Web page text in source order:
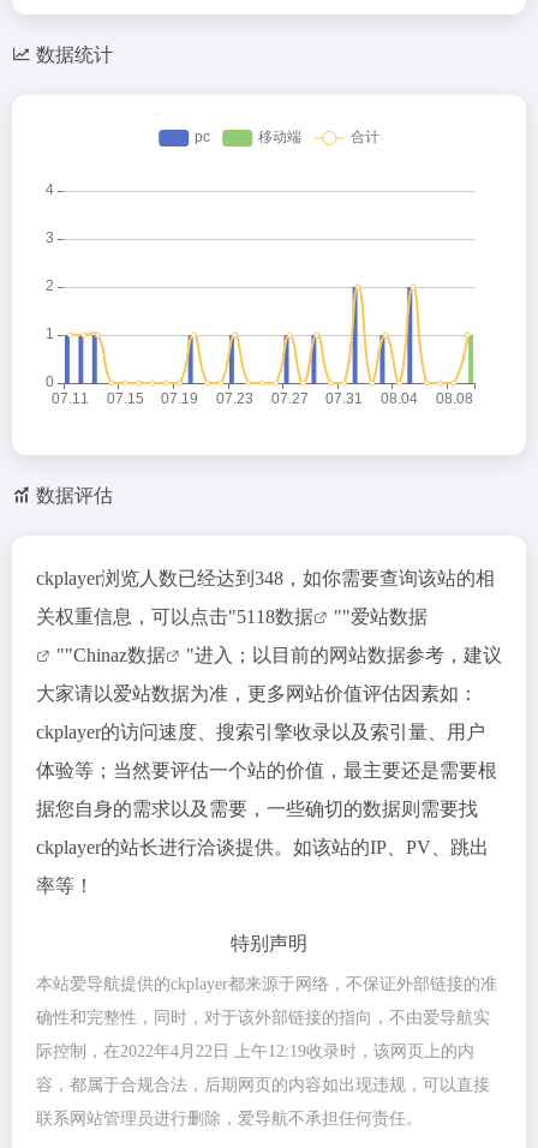
数据统计
数据评估
ckplayer浏览人数已经达到348，如你需要查询该站的相
关权重信息，可以点击"5118数据 ""爱站数据
""Chinaz数据
"进入；以目前的网站数据参考，建议
大家请以爱站数据为准，更多网站价值评估因素如：
ckplayer的访问速度、搜索引擎收录以及索引量、用户
体验等；当然要评估一个站的价值，最主要还是需要根
据您自身的需求以及需要，一些确切的数据则需要找
ckplayer的站长进行洽谈提供。如该站的IP、PV、跳出
率等！
特别声明
本站爱导航提供的ckplayer都来源于网络，不保证外部链接的准
确性和完整性，同时，对于该外部链接的指向，不由爱导航实
际控制，在2022年4月22日 上午12:19收录时，该网页上的内
容，都属于合规合法，后期网页的内容如出现违规，可以直接
联系网站管理员进行删除，爱导航不承担任何责任。